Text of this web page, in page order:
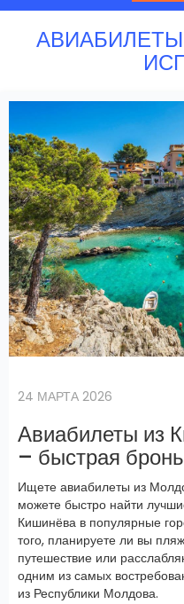
24 МАРТА 2026
Авиабилеты из
– быстрая
Ищете авиабилеты из
можете быстро найти
Кишинёва в популярные
того, планируете ли вы
путешествие или
одним из самых
из Республики Молдова.